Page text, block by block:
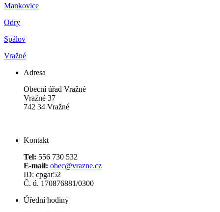
Mankovice
Odry
Spálov
Vražné
Adresa
Obecní úřad Vražné
Vražné 37
742 34 Vražné
Kontakt
Tel: 556 730 532
E-mail: obec@vrazne.cz
ID: cpgar52
Č. ú. 170876881/0300
Úřední hodiny